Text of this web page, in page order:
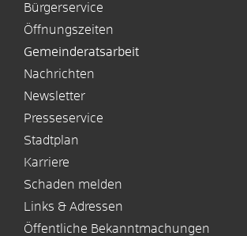
Bürgerservice
Öffnungszeiten
Gemeinderatsarbeit
Nachrichten
Newsletter
Presseservice
Stadtplan
Karriere
Schaden melden
Links & Adressen
Öffentliche Bekanntmachungen